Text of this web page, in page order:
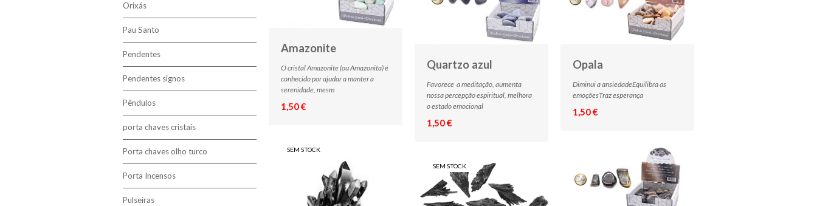
Orixás
Pau Santo
Pendentes
Pendentes signos
Pêndulos
porta chaves cristais
Porta chaves olho turco
Porta Incensos
Pulseiras
Amazonite
O cristal Amazonite (ou Amazonita) é
conhecido por ajudar a manter a
serenidade, mesm
1,50 €
Quartzo azul
Favorece a meditação, aumenta
nossa percepção espiritual, melhora
o estado emocional
1,50 €
Opala
Diminui a ansiedadeEquilibra as
emoçõesTraz esperança
1,50 €
SEM STOCK
SEM STOCK